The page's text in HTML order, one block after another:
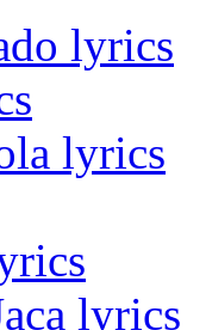
lyrics
lyrics
lyrics